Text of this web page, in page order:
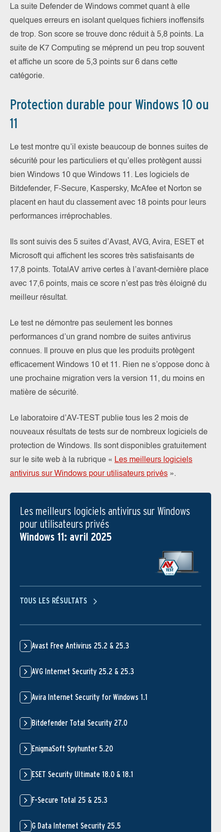
La suite Defender de Windows commet quant à elle
quelques erreurs en isolant quelques fichiers inoffensifs
de trop. Son score se trouve donc réduit à 5,8 points. La
suite de K7 Computing se méprend un peu trop souvent
et affiche un score de 5,3 points sur 6 dans cette
catégorie.
Protection durable pour Windows 10 ou
11
Le test montre qu’il existe beaucoup de bonnes suites de
sécurité pour les particuliers et qu’elles protègent aussi
bien Windows 10 que Windows 11. Les logiciels de
Bitdefender, F-Secure, Kaspersky, McAfee et Norton se
placent en haut du classement avec 18 points pour leurs
performances irréprochables.
Ils sont suivis des 5 suites d’Avast, AVG, Avira, ESET et
Microsoft qui affichent les scores très satisfaisants de
17,8 points. TotalAV arrive certes à l’avant-dernière place
avec 17,6 points, mais ce score n’est pas très éloigné du
meilleur résultat.
Le test ne démontre pas seulement les bonnes
performances d’un grand nombre de suites antivirus
connues. Il prouve en plus que les produits protègent
efficacement Windows 10 et 11. Rien ne s’oppose donc à
une prochaine migration vers la version 11, du moins en
matière de sécurité.
Le laboratoire d’AV-TEST publie tous les 2 mois de
nouveaux résultats de tests sur de nombreux logiciels de
protection de Windows. Ils sont disponibles gratuitement
sur le site web à la rubrique « Les meilleurs logiciels
antivirus sur Windows pour utilisateurs privés ».
Les meilleurs logiciels antivirus sur Windows
pour utilisateurs privés
Windows 11: avril 2025
TOUS LES RÉSULTATS
Avast Free Antivirus 25.2 & 25.3
AVG Internet Security 25.2 & 25.3
Avira Internet Security for Windows 1.1
Bitdefender Total Security 27.0
EnigmaSoft Spyhunter 5.20
ESET Security Ultimate 18.0 & 18.1
F-Secure Total 25 & 25.3
G Data Internet Security 25.5